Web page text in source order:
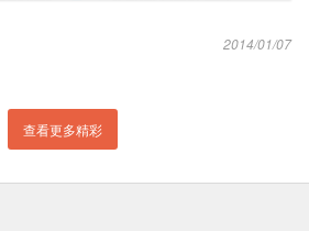
2014/01/07
查看更多精彩